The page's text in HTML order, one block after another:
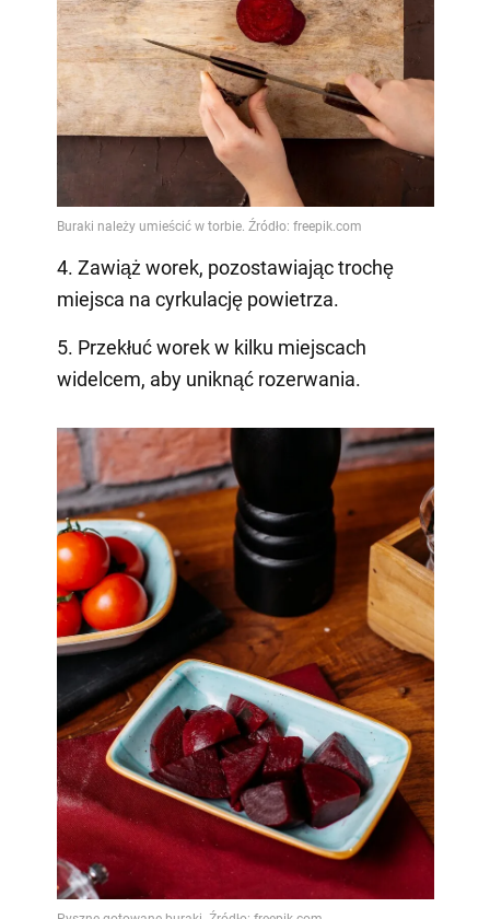
4. Zawiąż worek, pozostawiając trochę
miejsca na cyrkulację powietrza.
5. Przekłuć worek w kilku miejscach
widelcem, aby uniknąć rozerwania.